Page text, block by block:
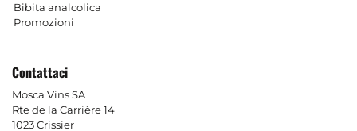
Bibita analcolica
Promozioni
Contattaci
Mosca Vins SA
Rte de la Carrière 14
1023 Crissier